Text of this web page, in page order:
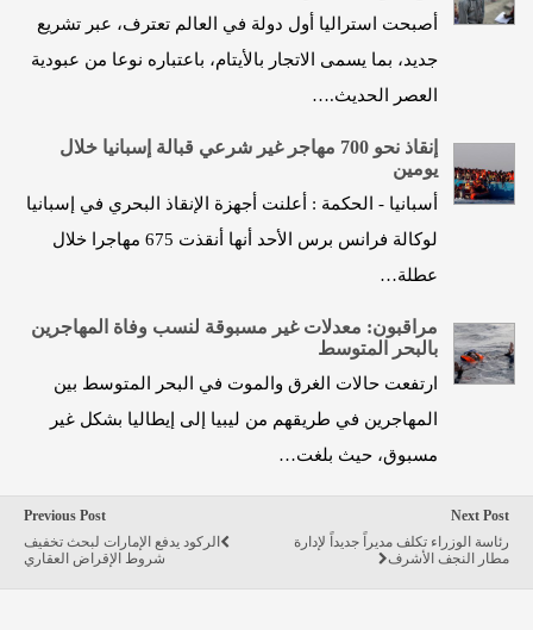
أصبحت استراليا أول دولة في العالم تعترف، عبر تشريع
جديد، بما يسمى الاتجار بالأيتام، باعتباره نوعا من عبودية
العصر الحديث.…
إنقاذ نحو 700 مهاجر غير شرعي قبالة إسبانيا خلال
يومين
أسبانيا - الحكمة : أعلنت أجهزة الإنقاذ البحري في إسبانيا
لوكالة فرانس برس الأحد أنها أنقذت 675 مهاجرا خلال
عطلة…
مراقبون: معدلات غير مسبوقة لنسب وفاة المهاجرين
بالبحر المتوسط
ارتفعت حالات الغرق والموت في البحر المتوسط بين
المهاجرين في طريقهم من ليبيا إلى إيطاليا بشكل غير
مسبوق، حيث بلغت…
Previous Post
الركود يدفع الإمارات لبحث تخفيف
شروط الإقراض العقاري
Next Post
رئاسة الوزراء تكلف مديراً جديداً لإدارة
مطار النجف الأشرف